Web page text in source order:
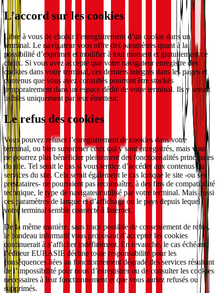
L’accord sur les cookies
Libre à vous de choisir l’enregistrement d’un cookie dans un
terminal. Le navigateur vous offre des paramètres quant à la
possibilité d’exprimer et modifier à tout moment et gratuitement ce
choix. Si vous avez accepté que votre navigateur enregistre des
cookies dans votre terminal, ces derniers intégrés dans les pages et
contenus que vous avez consultés pourront être stockés
temporairement dans un espace dédié de votre terminal. Ils y seront
lisibles uniquement par leur émetteur.
Le refus des cookies
Vous pouvez refuser l’enregistrement de cookies dans votre
terminal, ou bien supprimer ceux qui y sont enregistrés, mais vous
ne pourrez plus bénéficier pleinement des fonctionnalités principales
du site. Tel serait le cas si vous tentiez d’accéder aux contenus ou
services du site. Cela serait également le cas lorsque le site -ou ses
prestataires- ne pourraient pas reconnaître, à des fins de compatibilité
technique, le type de navigateur utilisé par votre terminal. Mais aussi
ces paramètres de langue et d’affichage ou le pays depuis lequel
votre terminal semble connecté à Internet.
De la même manière, sans trace possible de consentement de refus,
le bandeau informatif vous proposant d’accepter les cookies
continuerait à s’afficher indéfiniment. En revanche, le cas échéant,
l’éditeur EURASIE décline toute responsabilité pour les
conséquences liées au fonctionnement dégradé des services résultant
de l’impossibilité pour nous d’enregistrer ou de consulter les cookies
nécessaires à leur fonctionnement et que vous auriez refusés ou
supprimés.